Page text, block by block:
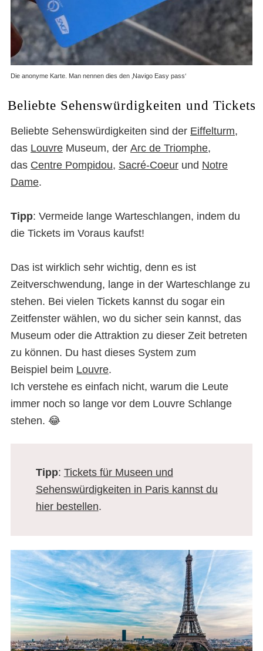
Zum ersten Mal Paris
Die anonyme Karte. Man nennen dies den ‚Navigo Easy pass‘
Beliebte Sehenswürdigkeiten und Tickets
Beliebte Sehenswürdigkeiten sind der Eiffelturm,
das Louvre Museum, der Arc de Triomphe,
das Centre Pompidou, Sacré-Coeur und Notre
Dame.
Tipp: Vermeide lange Warteschlangen, indem du
die Tickets im Voraus kaufst!
Das ist wirklich sehr wichtig, denn es ist
Zeitverschwendung, lange in der Warteschlange zu
stehen. Bei vielen Tickets kannst du sogar ein
Zeitfenster wählen, wo du sicher sein kannst, das
Museum oder die Attraktion zu dieser Zeit betreten
zu können. Du hast dieses System zum
Beispiel beim Louvre.
Ich verstehe es einfach nicht, warum die Leute
immer noch so lange vor dem Louvre Schlange
stehen. 😂
Tipp: Tickets für Museen und
Sehenswürdigkeiten in Paris kannst du
hier bestellen.